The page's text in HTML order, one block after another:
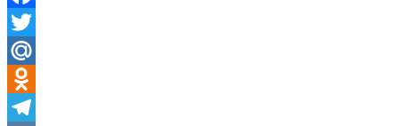
Facebook
Twitter
Mail.Ru
Odnoklassniki